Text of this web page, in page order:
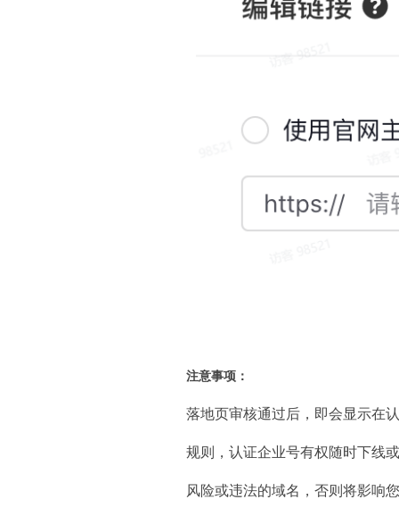
注意事项：
落地页审核通过后，即会显示在
规则，认证企业号有权随时下线
风险或违法的域名，否则将影响